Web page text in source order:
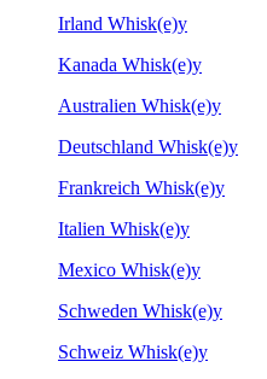
Irland Whisk(e)y
Kanada Whisk(e)y
Australien Whisk(e)y
Deutschland Whisk(e)y
Frankreich Whisk(e)y
Italien Whisk(e)y
Mexico Whisk(e)y
Schweden Whisk(e)y
Schweiz Whisk(e)y